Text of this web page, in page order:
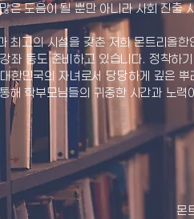
은 도음이 될 뿐만 아니라 사회 진출
최고의 시설을 갖춘 저희 몬트리올
좌 등도 준비하고 있습니다. 정착하
한민국의 자녀로서 당당하게 깊은
해 학부모님들의 귀중한 시간과 노
년 7
올한인학교